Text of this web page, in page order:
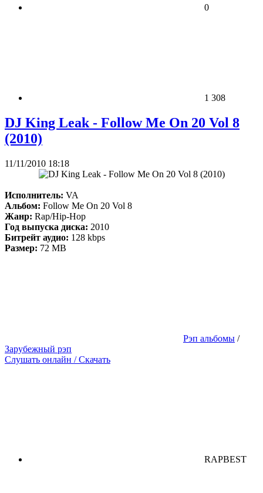
0
1 308
DJ King Leak - Follow Me On 20 Vol 8
(2010)
11/11/2010 18:18
Исполнитель: VA
Альбом: Follow Me On 20 Vol 8
Жанр: Rap/Hip-Hop
Год выпуска диска: 2010
Битрейт аудио: 128 kbps
Размер: 72 MB
Рэп альбомы /
Зарубежный рэп
Слушать онлайн / Скачать
RAPBEST